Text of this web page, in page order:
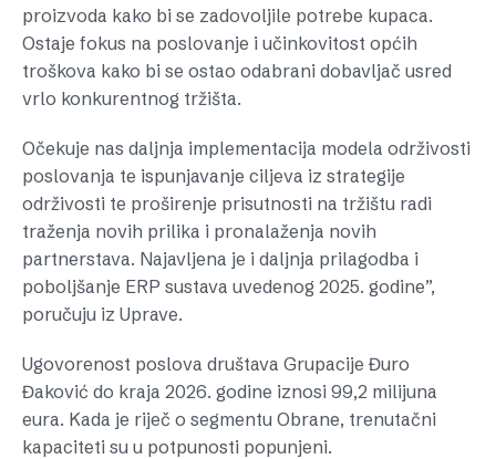
proizvoda kako bi se zadovoljile potrebe kupaca.
Ostaje fokus na poslovanje i učinkovitost općih
troškova kako bi se ostao odabrani dobavljač usred
vrlo konkurentnog tržišta.
Očekuje nas daljnja implementacija modela održivosti
poslovanja te ispunjavanje ciljeva iz strategije
održivosti te proširenje prisutnosti na tržištu radi
traženja novih prilika i pronalaženja novih
partnerstava. Najavljena je i daljnja prilagodba i
poboljšanje ERP sustava uvedenog 2025. godine”,
poručuju iz Uprave.
Ugovorenost poslova društava Grupacije Đuro
Đaković do kraja 2026. godine iznosi 99,2 milijuna
eura. Kada je riječ o segmentu Obrane, trenutačni
kapaciteti su u potpunosti popunjeni.